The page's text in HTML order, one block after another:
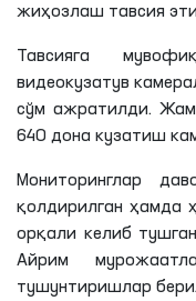
жиҳозлаш тавсия
Тавсияга
видеокузатув
сўм ажратилди.
640 дона кузатиш
Мониторинглар
қолдирилган ҳамда
орқали келиб
Айрим
тушунтиришлар